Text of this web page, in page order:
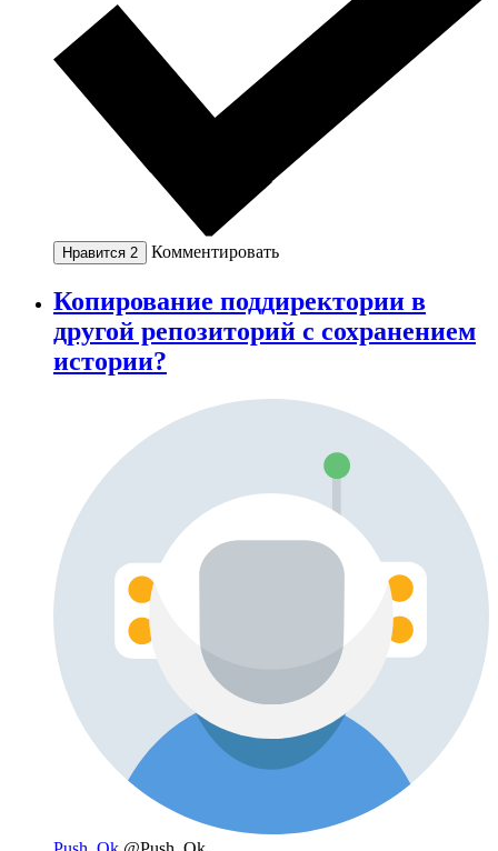
Нравится 2 Комментировать
Копирование поддиректории в
другой репозиторий с сохранением
истории?